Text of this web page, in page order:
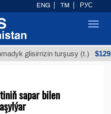
turşusy (t.) $12935,18
sapar bilen
ENG TM РУС